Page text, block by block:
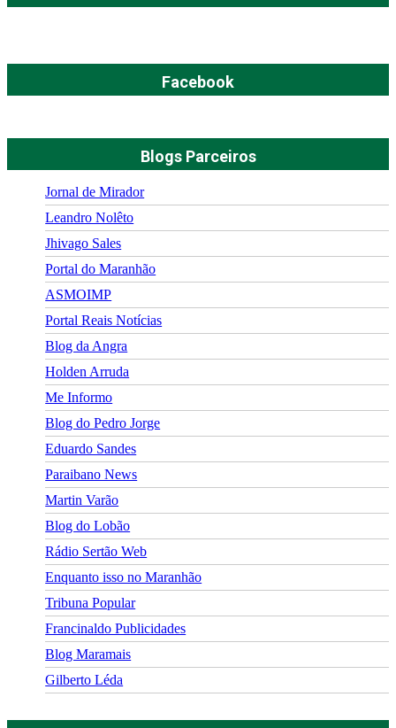
Facebook
Blogs Parceiros
Jornal de Mirador
Leandro Nolêto
Jhivago Sales
Portal do Maranhão
ASMOIMP
Portal Reais Notí­cias
Blog da Angra
Holden Arruda
Me Informo
Blog do Pedro Jorge
Eduardo Sandes
Paraibano News
Martin Varão
Blog do Lobão
Rádio Sertão Web
Enquanto isso no Maranhão
Tribuna Popular
Francinaldo Publicidades
Blog Maramais
Gilberto Léda